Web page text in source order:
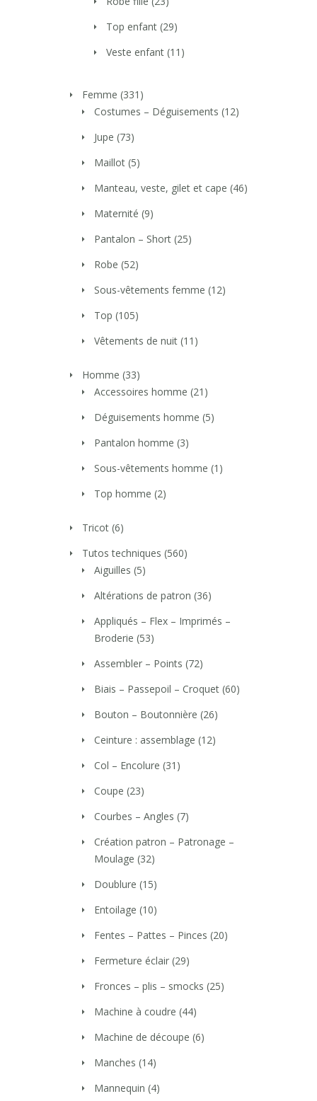
Top enfant (29)
Veste enfant (11)
Femme (331)
Costumes – Déguisements (12)
Jupe (73)
Maillot (5)
Manteau, veste, gilet et cape (46)
Maternité (9)
Pantalon – Short (25)
Robe (52)
Sous-vêtements femme (12)
Top (105)
Vêtements de nuit (11)
Homme (33)
Accessoires homme (21)
Déguisements homme (5)
Pantalon homme (3)
Sous-vêtements homme (1)
Top homme (2)
Tricot (6)
Tutos techniques (560)
Aiguilles (5)
Altérations de patron (36)
Appliqués – Flex – Imprimés –
Broderie (53)
Assembler – Points (72)
Biais – Passepoil – Croquet (60)
Bouton – Boutonnière (26)
Ceinture : assemblage (12)
Col – Encolure (31)
Coupe (23)
Courbes – Angles (7)
Création patron – Patronage –
Moulage (32)
Doublure (15)
Entoilage (10)
Fentes – Pattes – Pinces (20)
Fermeture éclair (29)
Fronces – plis – smocks (25)
Machine à coudre (44)
Machine de découpe (6)
Manches (14)
Mannequin (4)